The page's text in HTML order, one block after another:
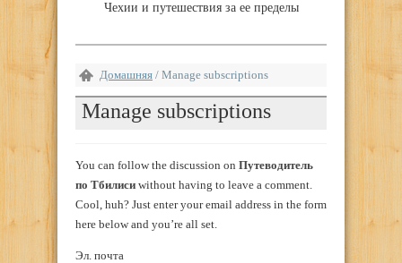
Чехии и путешествия за ее пределы
Домашняя / Manage subscriptions
Manage subscriptions
You can follow the discussion on Путеводитель
по Тбилиси without having to leave a comment.
Cool, huh? Just enter your email address in the form
here below and you’re all set.
Эл. почта